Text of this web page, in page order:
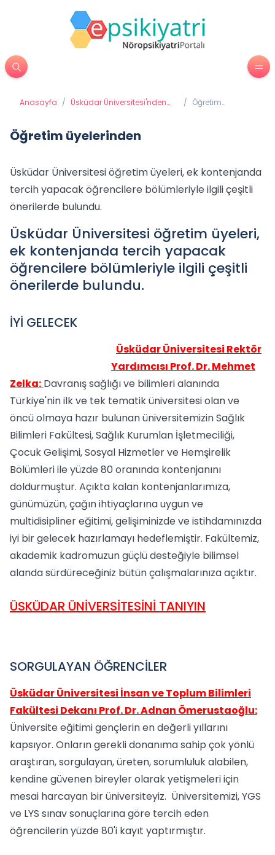
Anasayfa / Üsküdar Üniversitesi'nden
/ Öğretim
Öğretim üyelerinden
Üsküdar Üniversitesi öğretim üyeleri, ek kontenjanda
tercih yapacak öğrencilere bölümleriyle ilgili çeşitli
önerilerde bulundu.
Üsküdar Üniversitesi öğretim üyeleri,
ek kontenjanda tercih yapacak
öğrencilere bölümleriyle ilgili çeşitli
önerilerde bulundu.
İYİ GELECEK
Üsküdar Üniversitesi Rektör
Yardımcısı Prof. Dr. Mehmet
Zelka: Davranış sağlığı ve bilimleri alanında
Türkiye'nin ilk ve tek tematik üniversitesi olan ve
öncü olmaya hazır bulunan üniversitemizin Sağlık
Bilimleri Fakültesi, Sağlık Kurumlan İşletmeciliği,
Çocuk Gelişimi, Sosyal Hizmetler ve Hemşirelik
Bölümleri ile yüzde 80 oranında kontenjanını
doldurmuştur. Açıkta kalan kontenjanlarımıza,
günümüzün, çağın ihtiyaçlarına uygun ve
multidisipliner eğitimi, gelişiminizde ve istihdamınızda
iyi bir gelecek hazırlamayı hedeflemiştir. Fakültemiz,
akademik kadromuzun güçlü desteğiyle bilimsel
alanda sürdüreceğiniz bütün çalışmalarınıza açıktır.
ÜSKÜDAR ÜNİVERSİTESİNİ TANIYIN
SORGULAYAN ÖĞRENCİLER
Üsküdar Üniversitesi İnsan ve Toplum Bilimleri
Fakültesi Dekanı Prof. Dr. Adnan Ömerustaoğlu:
Üniversite eğitimi gençlerin en değerli yıllarını
kapsıyor. Onların gerekli donanıma sahip çok yönlü
araştıran, sorgulayan, üreten, sorumluluk alabilen,
kendine güvenen bireyler olarak yetişmeleri için
mesai harcayan bir üniversiteyiz. Üniversitemizi, YGS
ve LYS sınav sonuçlarına göre tercih eden
öğrencilerin yüzde 80'i kayıt yaptırmıştır.